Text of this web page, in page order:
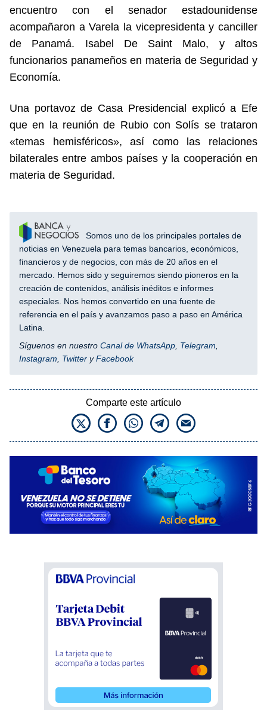
encuentro con el senador estadounidense
acompañaron a Varela la vicepresidenta y canciller
de Panamá. Isabel De Saint Malo, y altos
funcionarios panameños en materia de Seguridad y
Economía.
Una portavoz de Casa Presidencial explicó a Efe
que en la reunión de Rubio con Solís se trataron
«temas hemisféricos», así como las relaciones
bilaterales entre ambos países y la cooperación en
materia de Seguridad.
Somos uno de los principales portales de
noticias en Venezuela para temas bancarios, económicos,
financieros y de negocios, con más de 20 años en el
mercado. Hemos sido y seguiremos siendo pioneros en la
creación de contenidos, análisis inéditos e informes
especiales. Nos hemos convertido en una fuente de
referencia en el país y avanzamos paso a paso en América
Latina.
Síguenos en nuestro Canal de WhatsApp, Telegram,
Instagram, Twitter yFacebook
Comparte este artículo